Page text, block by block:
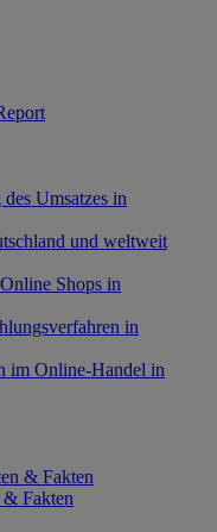
Umsatzes in
und weltweit
Shops in
in
im Online-Handel in
& Fakten
Fakten